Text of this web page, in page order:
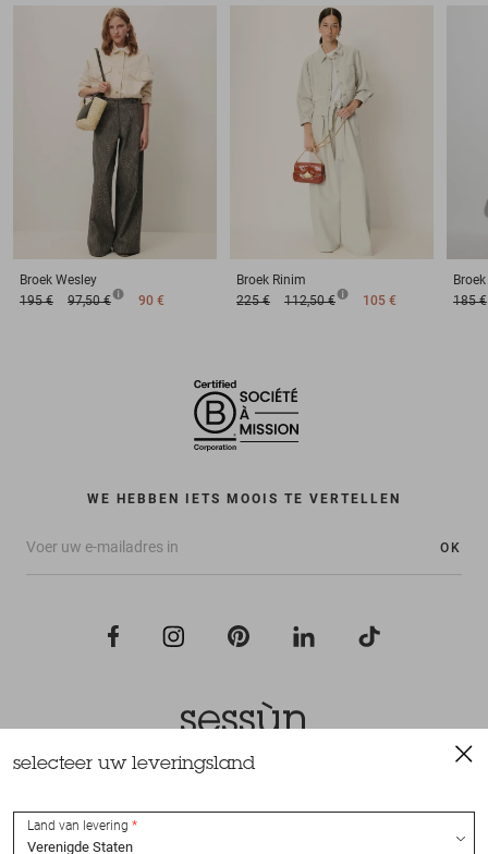
Broek Wesley
195 €
97,50 € 90 €
Broek Rinim
225 €
112,50 € 105 €
Broek
185 €
WE HEBBEN IETS MOOIS TE VERTELLEN
OK
Alle rechten voorbehouden Sessùn 2022
selecteer uw leveringsland
Land van levering